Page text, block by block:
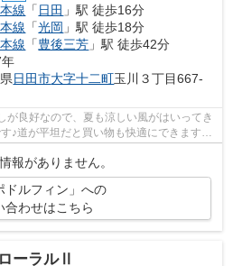
線 「 日田 」駅 徒歩16分
線 「光岡 」駅 徒歩18分
線 「豊後三芳 」駅 徒歩42分
日田市大字十二町玉川３丁目667-
が良好なので、夏も涼しい風がはいってき
♪道が平坦だと買い物も快適にできますね♪
めた...
報がありません。
ドルフィン」への
合わせはこちら
ーラルⅡ